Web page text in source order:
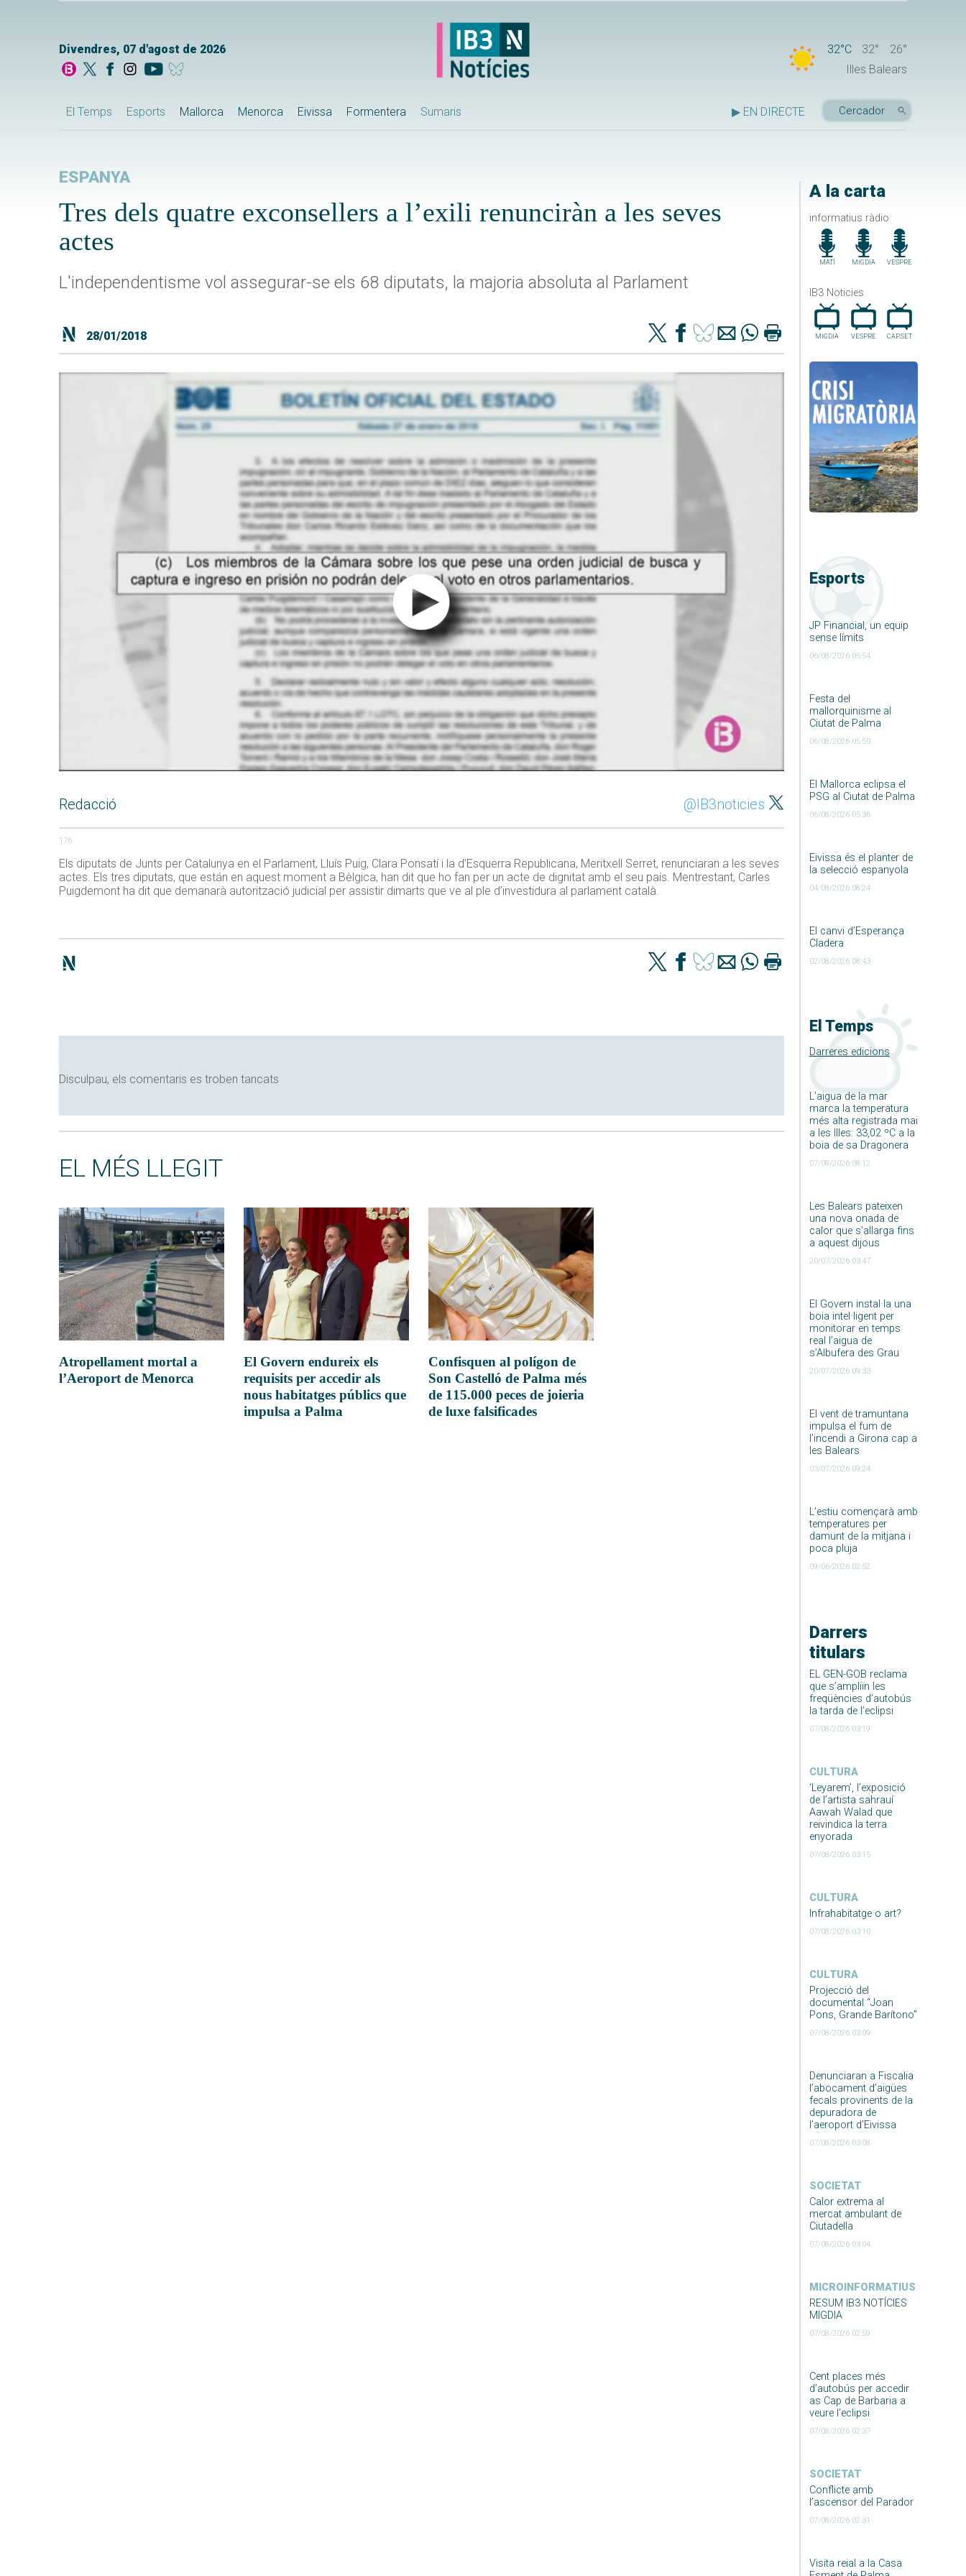
Divendres, 07 d'agost de 2026 32°C 32°
26°
Illes Balears
El Temps Esports Mallorca Menorca Eivissa Formentera Sumaris ▶ EN DIRECTE
A la carta
informatius ràdio
MATÍ MIGDIA VESPRE
IB3 Noticies
MIGDIA VESPRE CAP.SET
Esports
JP Financial, un equip
sense límits
06/08/2026 05:54
Festa del
mallorquinisme al
Ciutat de Palma
06/08/2026 05:50
El Mallorca eclipsa el
PSG al Ciutat de Palma
06/08/2026 05:36
Eivissa és el planter de
la selecció espanyola
04/08/2026 08:24
El canvi d’Esperança
Cladera
02/08/2026 08:43
El Temps
Darreres edicions
L’aigua de la mar
marca la temperatura
més alta registrada mai
a les Illes: 33,02 ºC a la
boia de sa Dragonera
07/08/2026 08:12
Les Balears pateixen
una nova onada de
calor que s’allarga fins
a aquest dijous
20/07/2026 03:47
El Govern instal·la una
boia intel·ligent per
monitorar en temps
real l’aigua de
s’Albufera des Grau
20/07/2026 09:33
El vent de tramuntana
impulsa el fum de
l’incendi a Girona cap a
les Balears
03/07/2026 09:24
L’estiu començarà amb
temperatures per
damunt de la mitjana i
poca pluja
09/06/2026 02:52
Darrers
titulars
EL GEN-GOB reclama
que s’ampliïn les
freqüències d’autobús
la tarda de l’eclipsi
07/08/2026 03:19
CULTURA
‘Leyarem’, l’exposició
de l’artista sahrauí
Aawah Walad que
reivindica la terra
enyorada
07/08/2026 03:15
CULTURA
Infrahabitatge o art?
07/08/2026 03:10
CULTURA
Projecció del
documental “Joan
Pons, Grande Barítono”
07/08/2026 03:09
Denunciaran a Fiscalia
l’abocament d’aigües
fecals provinents de la
depuradora de
l’aeroport d’Eivissa
07/08/2026 03:08
SOCIETAT
Calor extrema al
mercat ambulant de
Ciutadella
07/08/2026 03:04
MICROINFORMATIUS
RESUM IB3 NOTÍCIES
MIGDIA
07/08/2026 02:59
Cent places més
d’autobús per accedir
as Cap de Barbaria a
veure l’eclipsi
07/08/2026 02:37
SOCIETAT
Conflicte amb
l’ascensor del Parador
07/08/2026 02:31
Visita reial a la Casa
ESPANYA
Tres dels quatre exconsellers a l’exili renunciràn a les seves
actes
L'independentisme vol assegurar-se els 68 diputats, la majoria absoluta al Parlament
28/01/2018
Redacció @IB3noticies
176
Els diputats de Junts per Catalunya en el Parlament, Lluís Puig, Clara Ponsatí i la d’Esquerra Republicana, Meritxell Serret, renunciaran a les seves
actes. Els tres diputats, que están en aquest moment a Bèlgica, han dit que ho fan per un acte de dignitat amb el seu país. Mentrestant, Carles
Puigdemont ha dit que demanarà autorització judicial per assistir dimarts que ve al ple d’investidura al parlament català.
Disculpau, els comentaris es troben tancats
EL MÉS LLEGIT
Atropellament mortal a
l’Aeroport de Menorca
El Govern endureix els
requisits per accedir als
nous habitatges públics que
impulsa a Palma
Confisquen al polígon de
Son Castelló de Palma més
de 115.000 peces de joieria
de luxe falsificades